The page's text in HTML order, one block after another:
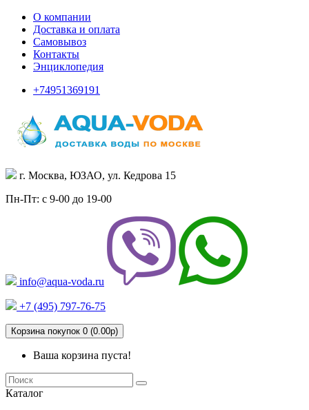
О компании
Доставка и оплата
Самовывоз
Контакты
Энциклопедия
+74951369191
г. Москва, ЮЗАО, ул. Кедрова 15
Пн-Пт: с 9-00 до 19-00
info@aqua-voda.ru
+7 (495) 797-76-75
Корзина покупок 0 (0.00р)
Ваша корзина пуста!
Каталог